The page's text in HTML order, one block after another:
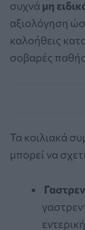
συχνά μη
αξιολόγηση
καλοήθεις
σοβαρές
Τα κοιλιακά
μπορεί να